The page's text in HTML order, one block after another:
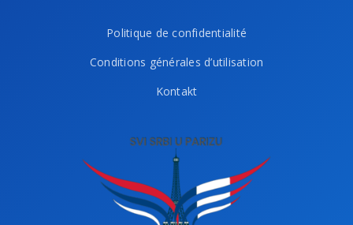
Politique de confidentialité
Conditions générales d’utilisation
Kontakt